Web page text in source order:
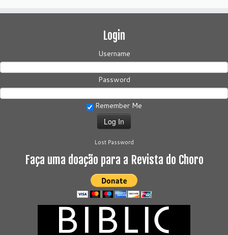
Login
Username
Password
Remember Me
Lost Password
Faça uma doação para a Revista do Choro